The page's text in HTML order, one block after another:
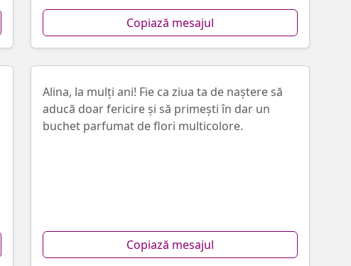
Copiază mesajul
Alina, la mulți ani! Fie ca ziua ta de naştere să
aducă doar fericire şi să primeşti în dar un
buchet parfumat de flori multicolore.
Copiază mesajul